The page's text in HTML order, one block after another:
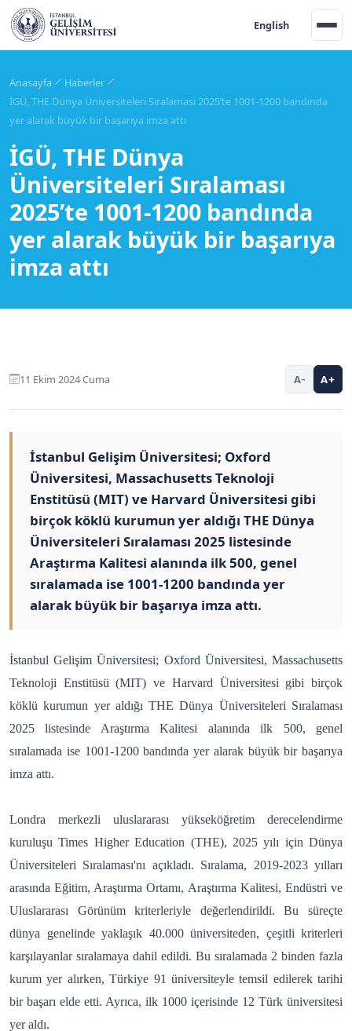
English
Anasayfa
Haberler
İGÜ, THE Dünya Üniversiteleri Sıralaması 2025’te 1001-1200 bandında
yer alarak büyük bir başarıya imza attı
İGÜ, THE Dünya
Üniversiteleri Sıralaması
2025’te 1001-1200 bandında
yer alarak büyük bir başarıya
imza attı
11 Ekim 2024 Cuma A- A+
İstanbul Gelişim Üniversitesi; Oxford
Üniversitesi, Massachusetts Teknoloji
Enstitüsü (MIT) ve Harvard Üniversitesi gibi
birçok köklü kurumun yer aldığı THE Dünya
Üniversiteleri Sıralaması 2025 listesinde
Araştırma Kalitesi alanında ilk 500, genel
sıralamada ise 1001-1200 bandında yer
alarak büyük bir başarıya imza attı.
İstanbul Gelişim Üniversitesi; Oxford Üniversitesi, Massachusetts
Teknoloji Enstitüsü (MIT) ve Harvard Üniversitesi gibi birçok
köklü kurumun yer aldığı THE Dünya Üniversiteleri Sıralaması
2025 listesinde Araştırma Kalitesi alanında ilk 500, genel
sıralamada ise 1001-1200 bandında yer alarak büyük bir başarıya
imza attı.
Londra merkezli uluslararası yükseköğretim derecelendirme
kuruluşu Times Higher Education (THE), 2025 yılı için Dünya
Üniversiteleri Sıralaması'nı açıkladı. Sıralama, 2019-2023 yılları
arasında Eğitim, Araştırma Ortamı, Araştırma Kalitesi, Endüstri ve
Uluslararası Görünüm kriterleriyle değerlendirildi. Bu süreçte
dünya genelinde yaklaşık 40.000 üniversiteden, çeşitli kriterleri
karşılayanlar sıralamaya dahil edildi. Bu sıralamada 2 binden fazla
kurum yer alırken, Türkiye 91 üniversiteyle temsil edilerek tarihi
bir başarı elde etti. Ayrıca, ilk 1000 içerisinde 12 Türk üniversitesi
yer aldı.